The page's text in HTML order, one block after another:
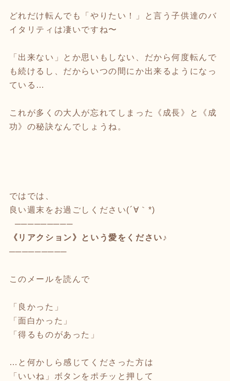
どれだけ転んでも「やりたい！」と言う子供達のバ
イタリティは凄いですね〜
「出来ない」とか思いもしない、だから何度転んで
も続けるし、だからいつの間にか出来るようになっ
ている…
これが多くの大人が忘れてしまった《成長》と《成
功》の秘訣なんでしょうね。
ではでは、
良い週末をお過ごしください(´∀｀*)
─────────
《リアクション》という愛をください♪
─────────
このメールを読んで
「良かった」
「面白かった」
「得るものがあった」
…と何かしら感じてくださった方は
「いいね」ボタンをポチッと押して